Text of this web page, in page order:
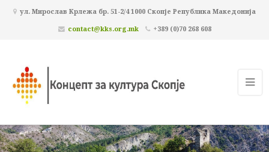
ул. Мирослав Крлежа бр. 51-2/4 1000 Скопје Република Македонија
contact@kks.org.mk
+389 (0)70 268 608